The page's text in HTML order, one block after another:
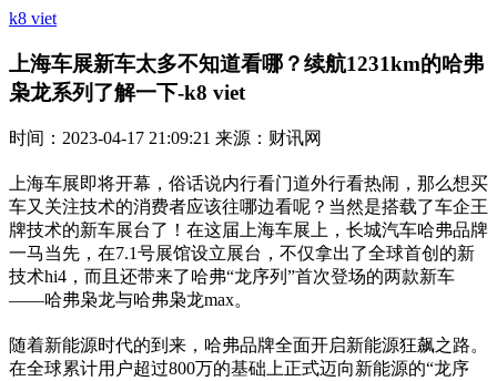
k8 viet
上海车展新车太多不知道看哪？续航1231km的哈弗
枭龙系列了解一下-k8 viet
时间：2023-04-17 21:09:21 来源：财讯网
上海车展即将开幕，俗话说内行看门道外行看热闹，那么想买
车又关注技术的消费者应该往哪边看呢？当然是搭载了车企王
牌技术的新车展台了！在这届上海车展上，长城汽车哈弗品牌
一马当先，在7.1号展馆设立展台，不仅拿出了全球首创的新
技术hi4，而且还带来了哈弗“龙序列”首次登场的两款新车
——哈弗枭龙与哈弗枭龙max。
随着新能源时代的到来，哈弗品牌全面开启新能源狂飙之路。
在全球累计用户超过800万的基础上正式迈向新能源的“龙序